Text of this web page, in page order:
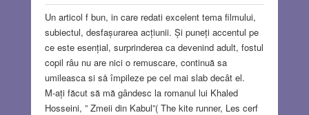
Un articol f bun, in care redati excelent tema filmului,
subiectul, desfașurarea acțiunii. Și puneți accentul pe
ce este esențial, surprinderea ca devenind adult, fostul
copil râu nu are nici o remuscare, continuă sa
umileasca si så împileze pe cel mai slab decât el.
M-ați făcut să mă gândesc la romanul lui Khaled
Hosseini, ” Zmeii din Kabul”( The kite runner, Les cerf